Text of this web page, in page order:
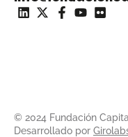
© 2024 Fundación
Desarrollado por